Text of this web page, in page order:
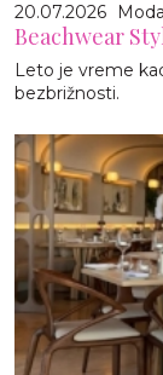
20.07.2026
Beachwear
Leto je vreme
bezbrižnosti.